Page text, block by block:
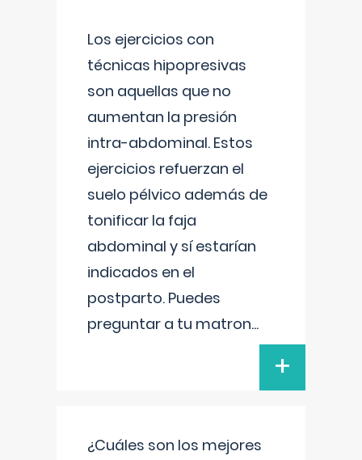
Los ejercicios con
técnicas hipopresivas
son aquellas que no
aumentan la presión
intra-abdominal. Estos
ejercicios refuerzan el
suelo pélvico además de
tonificar la faja
abdominal y sí estarían
indicados en el
postparto. Puedes
preguntar a tu matron...
+
¿Cuáles son los mejores